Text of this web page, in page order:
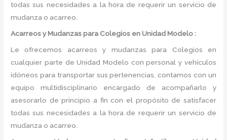
todas sus necesidades a la hora de requerir un servicio de
mudanza o acarreo.
Acarreos y Mudanzas para Colegios en Unidad Modelo :
Le ofrecemos acarreos y mudanzas para Colegios en
cualquier parte de Unidad Modelo con personal y vehículos
idóneos para transportar sus pertenencias, contamos con un
equipo multidisciplinario encargado de acompañarlo y
asesorarlo de principio a fin con el propósito de satisfacer
todas sus necesidades a la hora de requerir un servicio de
mudanza o acarreo.